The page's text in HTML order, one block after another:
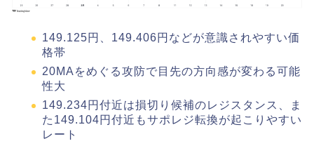
149.125円、149.406円などが意識されやすい価
格帯
20MAをめぐる攻防で目先の方向感が変わる可能
性大
149.234円付近は損切り候補のレジスタンス、ま
た149.104円付近もサポレジ転換が起こりやすい
レート